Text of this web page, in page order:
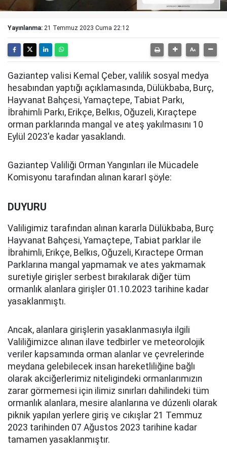
Yayınlanma: 21 Temmuz 2023 Cuma 22:12
Gaziantep valisi Kemal Çeber, valilik sosyal medya
hesabından yaptığı açıklamasında, Dülükbaba, Burç,
Hayvanat Bahçesi, Yamaçtepe, Tabiat Parkı,
İbrahimli Parkı, Erikçe, Belkıs, Oğuzeli, Kıraçtepe
orman parklarında mangal ve ateş yakılmasını 10
Eylül 2023'e kadar yasaklandı.
Gaziantep Valiliği Orman Yangınları ile Mücadele
Komisyonu tarafından alınan kararI şöyle:
DUYURU
Valiligimiz tarafından alınan kararla Dülükbaba, Burç
Hayvanat Bahçesi, Yamaçtepe, Tabiat parklar ile
İbrahimli, Erikçe, Belkıs, Oğuzeli, Kıractepe Orman
Parklarına mangal yapmamak ve ates yakmamak
suretiyle girişler serbest bırakılarak diğer tüm
ormanlık alanlara girişler 01.10.2023 tarihine kadar
yasaklanmıştı.
Ancak, alanlara girişlerin yasaklanmasıyla ilgili
Valiliğimizce alınan ilave tedbirler ve meteorolojik
veriler kapsamında orman alanlar ve çevrelerinde
meydana gelebilecek insan hareketliliğine bağlı
olarak akciğerlerimiz niteligindeki ormanlarımızın
zarar görmemesi için ilimiz sınırları dahilindeki tüm
ormanlık alanlara, mesire alanlarına ve dúzenli olarak
piknik yapılan yerlere giriş ve cıkışlar 21 Temmuz
2023 tarihinden 07 Ağustos 2023 tarihine kadar
tamamen yasaklanmıştır.